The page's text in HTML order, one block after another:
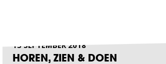
13 SEPTEMBER 2018
HOREN, ZIEN & DOEN